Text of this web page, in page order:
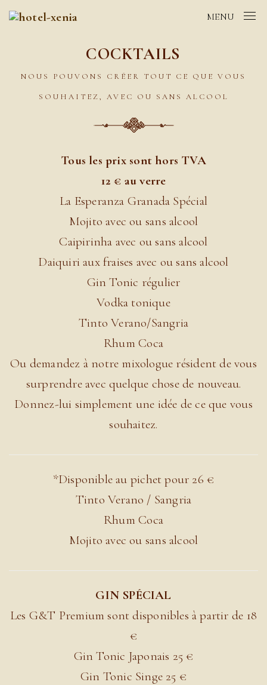
MENU
COCKTAILS
NOUS POUVONS CRÉER TOUT CE QUE VOUS
SOUHAITEZ, AVEC OU SANS ALCOOL
Tous les prix sont hors TVA
12 € au verre
La Esperanza Granada Spécial
Mojito avec ou sans alcool
Caipirinha avec ou sans alcool
Daiquiri aux fraises avec ou sans alcool
Gin Tonic régulier
Vodka tonique
Tinto Verano/Sangria
Rhum Coca
Ou demandez à notre mixologue résident de vous
surprendre avec quelque chose de nouveau.
Donnez-lui simplement une idée de ce que vous
souhaitez.
*Disponible au pichet pour 26 €
Tinto Verano / Sangria
Rhum Coca
Mojito avec ou sans alcool
GIN SPÉCIAL
Les G&T Premium sont disponibles à partir de 18
€
Gin Tonic Japonais 25 €
Gin Tonic Singe 25 €